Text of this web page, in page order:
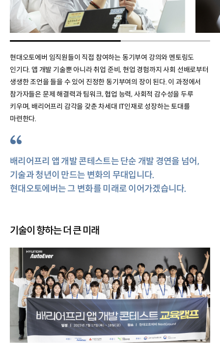
현대오토에버 임직원들이 직접 참여하는 동기부여 강의와 멘토링도
인기다. 앱 개발 기술뿐 아니라 취업 준비, 현업 경험까지 사회 선배로부터
생생한 조언을 들을 수 있어 진정한 동기부여의 장이 된다. 이 과정에서
참가자들은 문제 해결력과 팀워크, 협업 능력, 사회적 감수성을 두루
키우며, 배리어프리 감각을 갖춘 차세대 IT인재로 성장하는 토대를
마련한다.
“
배리어프리 앱 개발 콘테스트는 단순 개발 경연을 넘어,
기술과 청년이 만드는 변화의 무대입니다.
현대오토에버는 그 변화를 미래로 이어가겠습니다.
기술이 향하는 더 큰 미래